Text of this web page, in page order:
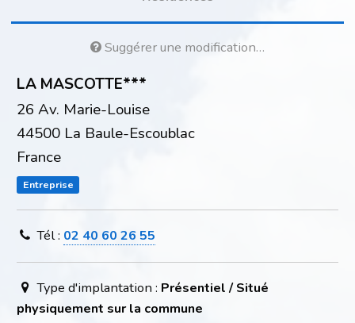
Suggérer une modification…
LA MASCOTTE***
26 Av. Marie-Louise
44500 La Baule-Escoublac
France
Entreprise
Tél : 02 40 60 26 55
Type d'implantation : Présentiel / Situé
physiquement sur la commune